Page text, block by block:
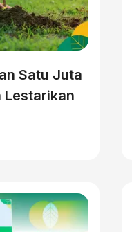
Satu Juta
Lestarikan